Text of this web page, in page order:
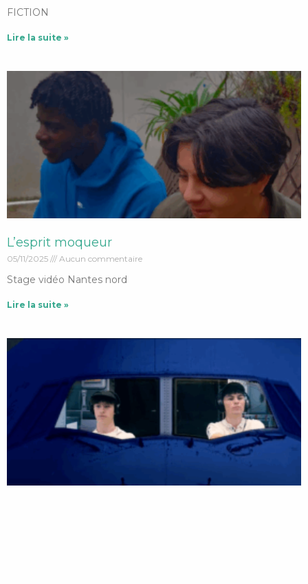
FICTION
Lire la suite »
L’esprit moqueur
05/11/2025 Aucun commentaire
Stage vidéo Nantes nord
Lire la suite »